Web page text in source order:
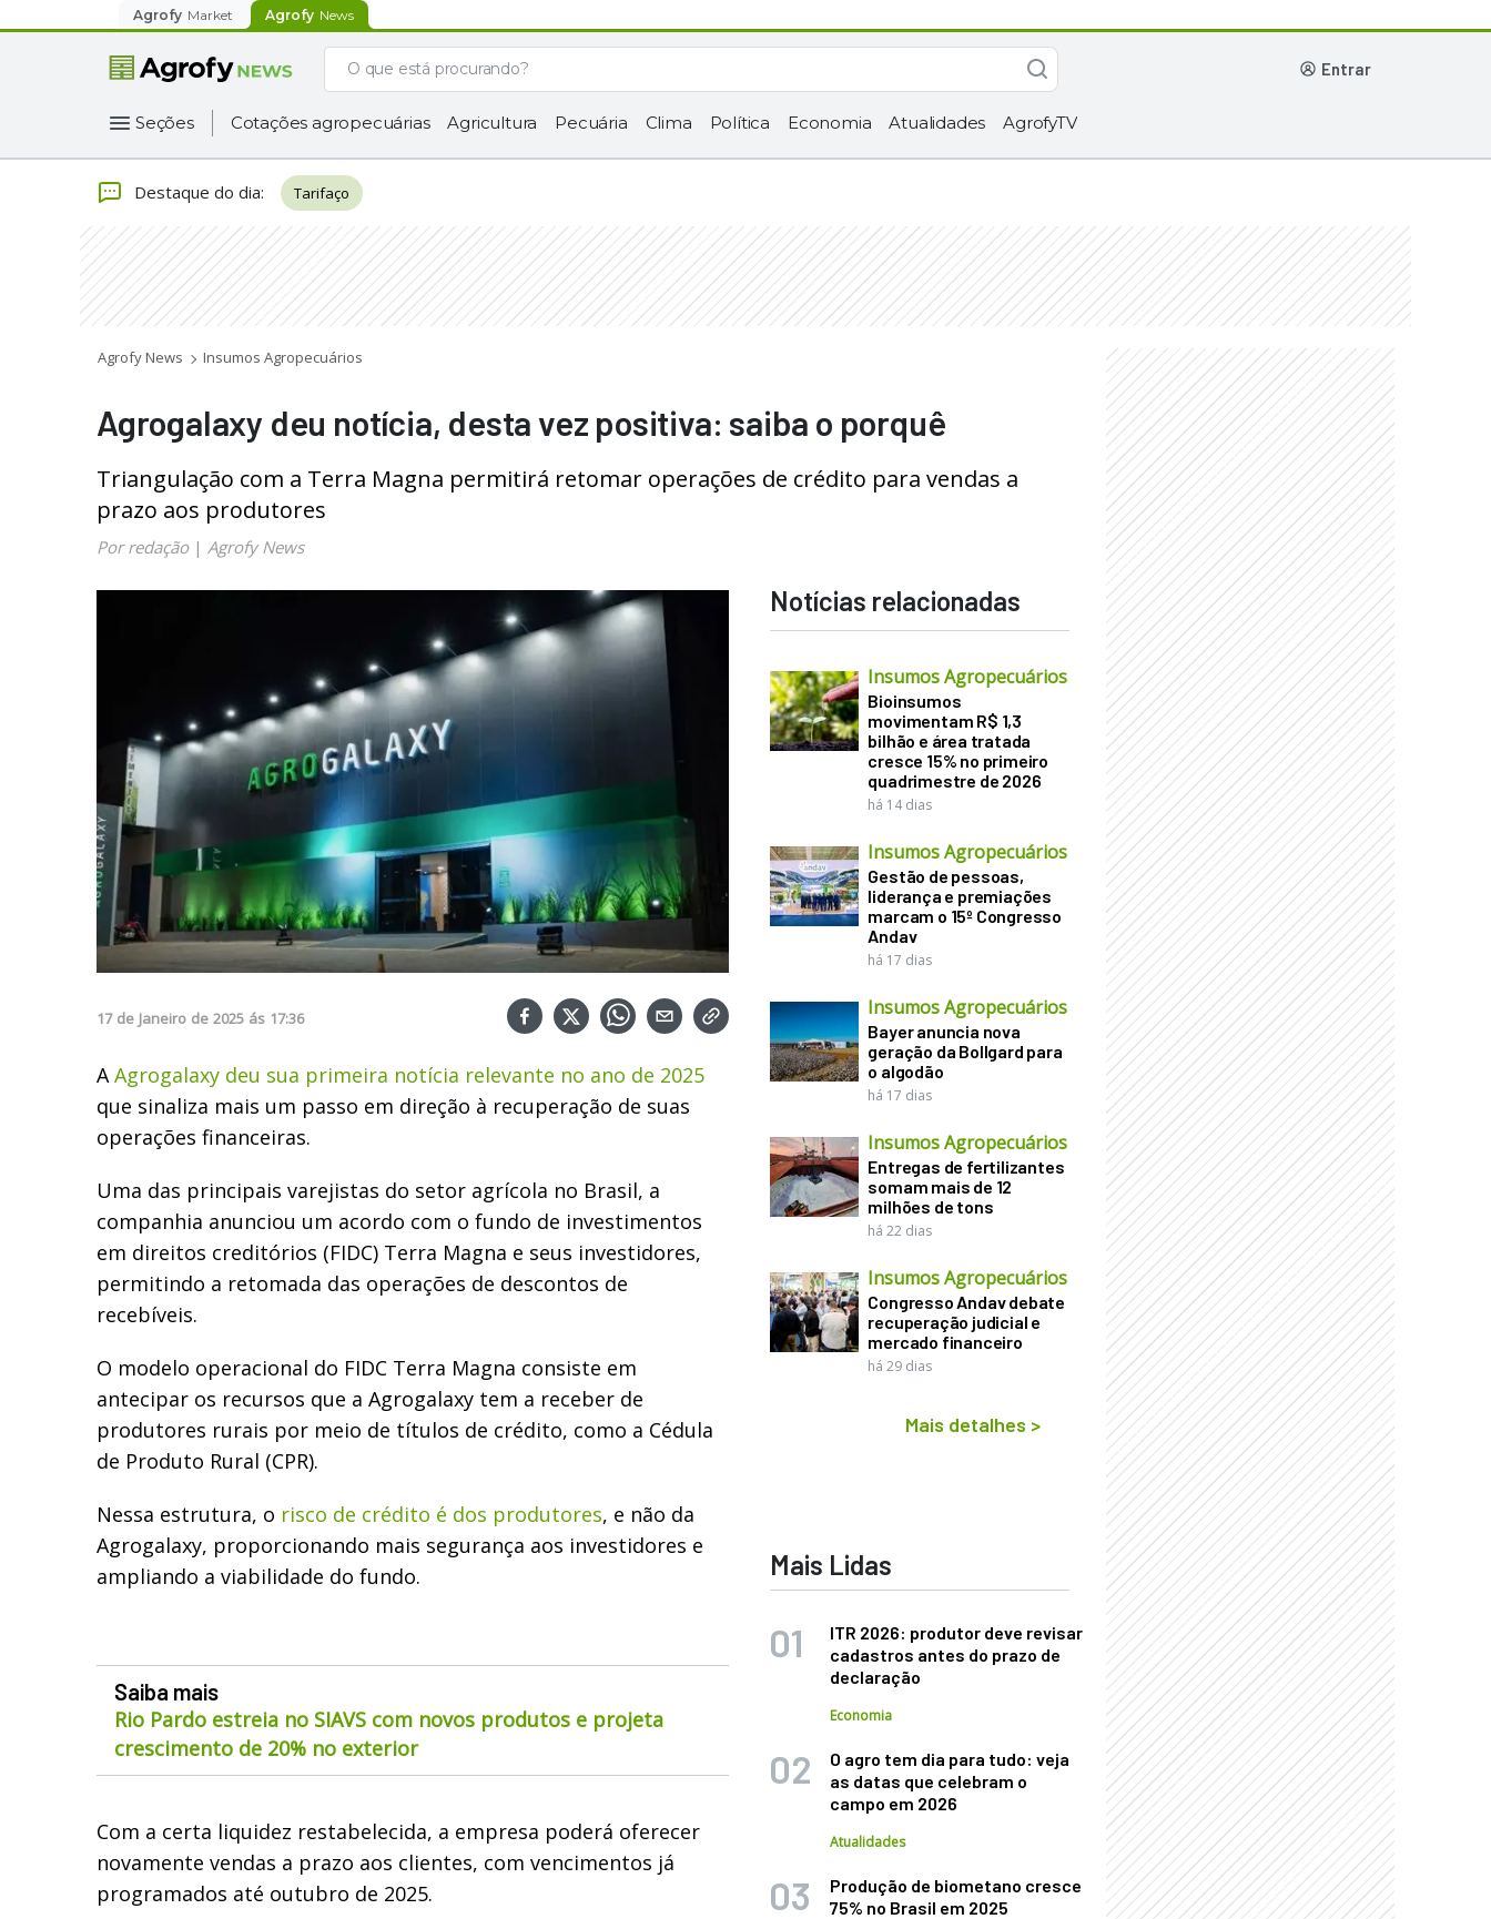
Agrofy Market Agrofy News
entrar
Seções Cotações agropecuárias Agricultura Pecuária Clima Política Economia Atualidades AgrofyTV
Destaque do dia: Tarifaço
Agrofy News Insumos Agropecuários
Agrogalaxy deu notícia, desta vez positiva: saiba o porquê
Triangulação com a Terra Magna permitirá retomar operações de crédito para vendas a
prazo aos produtores
Por redação| Agrofy News
17 de Janeiro de 2025 ás 17:36
A Agrogalaxy deu sua primeira notícia relevante no ano de 2025
que sinaliza mais um passo em direção à recuperação de suas
operações financeiras.
Uma das principais varejistas do setor agrícola no Brasil, a
companhia anunciou um acordo com o fundo de investimentos
em direitos creditórios (FIDC) Terra Magna e seus investidores,
permitindo a retomada das operações de descontos de
recebíveis.
O modelo operacional do FIDC Terra Magna consiste em
antecipar os recursos que a Agrogalaxy tem a receber de
produtores rurais por meio de títulos de crédito, como a Cédula
de Produto Rural (CPR).
Nessa estrutura, o risco de crédito é dos produtores, e não da
Agrogalaxy, proporcionando mais segurança aos investidores e
ampliando a viabilidade do fundo.
Saiba mais
Rio Pardo estreia no SIAVS com novos produtos e projeta
crescimento de 20% no exterior
Com a certa liquidez restabelecida, a empresa poderá oferecer
novamente vendas a prazo aos clientes, com vencimentos já
programados até outubro de 2025.
Notícias relacionadas
Insumos Agropecuários
Bioinsumos
movimentam R$ 1,3
bilhão e área tratada
cresce 15% no primeiro
quadrimestre de 2026
há 14 dias
Insumos Agropecuários
Gestão de pessoas,
liderança e premiações
marcam o 15º Congresso
Andav
há 17 dias
Insumos Agropecuários
Bayer anuncia nova
geração da Bollgard para
o algodão
há 17 dias
Insumos Agropecuários
Entregas de fertilizantes
somam mais de 12
milhões de tons
há 22 dias
Insumos Agropecuários
Congresso Andav debate
recuperação judicial e
mercado financeiro
há 29 dias
Mais detalhes >
Mais Lidas
ITR 2026: produtor deve revisar
cadastros antes do prazo de
declaração
Economia
O agro tem dia para tudo: veja
as datas que celebram o
campo em 2026
Atualidades
Produção de biometano cresce
75% no Brasil em 2025